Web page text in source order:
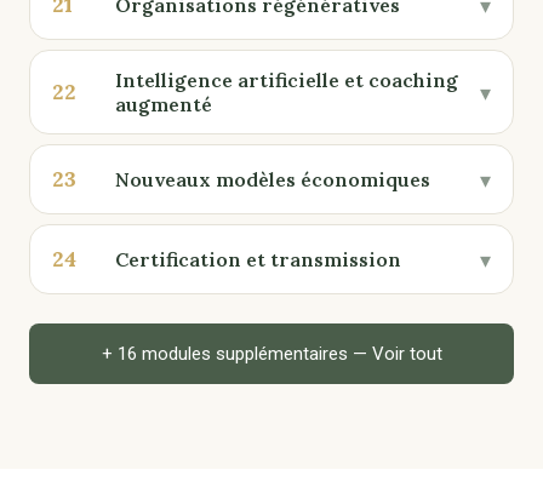
22
Intelligence artificielle et coaching
augmenté
▾
23 Nouveaux modèles économiques ▾
24 Certification et transmission ▾
+ 16 modules supplémentaires — Voir tout